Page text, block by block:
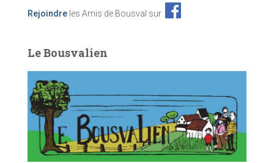
Rejoindre les Amis de Bousval sur
Le Bousvalien